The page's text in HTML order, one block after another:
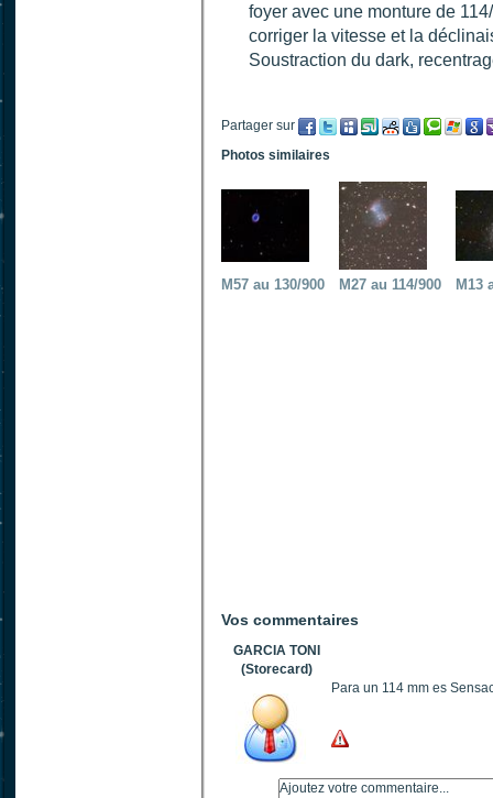
foyer avec une monture de
corriger la vitesse et la
Soustraction du dark,
Partager sur
Photos similaires
M57 au 130/900 M27 au 114/900 M13
Vos commentaires
GARCIA TONI
(Storecard)
Para un 114 mm es